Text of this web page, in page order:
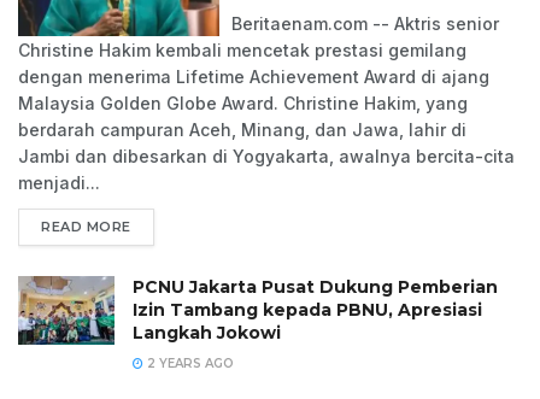
Beritaenam.com -- Aktris senior
Christine Hakim kembali mencetak prestasi gemilang
dengan menerima Lifetime Achievement Award di ajang
Malaysia Golden Globe Award. Christine Hakim, yang
berdarah campuran Aceh, Minang, dan Jawa, lahir di
Jambi dan dibesarkan di Yogyakarta, awalnya bercita-cita
menjadi...
READ MORE
PCNU Jakarta Pusat Dukung Pemberian
Izin Tambang kepada PBNU, Apresiasi
Langkah Jokowi
2 YEARS AGO